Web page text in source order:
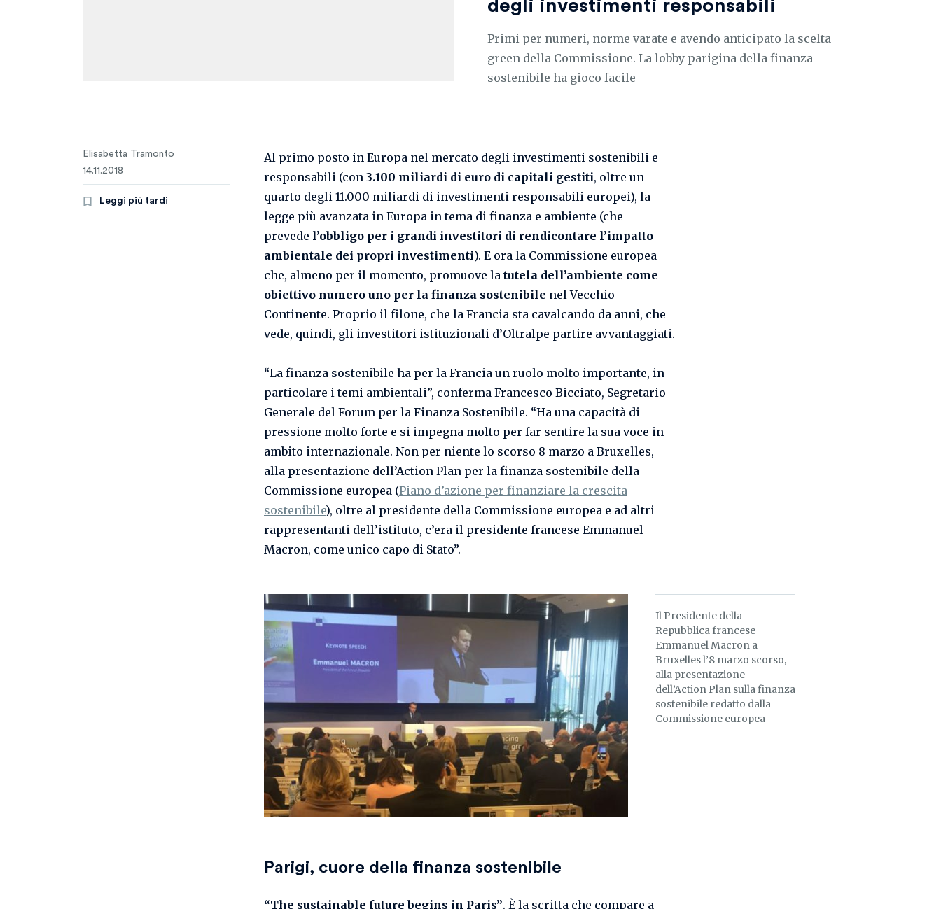
degli investimenti responsabili
Primi per numeri, norme varate e avendo anticipato la scelta
green della Commissione. La lobby parigina della finanza
sostenibile ha gioco facile
Elisabetta Tramonto
14.11.2018
Leggi più tardi
Al primo posto in Europa nel mercato degli investimenti sostenibili e
responsabili (con 3.100 miliardi di euro di capitali gestiti, oltre un
quarto degli 11.000 miliardi di investimenti responsabili europei), la
legge più avanzata in Europa in tema di finanza e ambiente (che
prevede l’obbligo per i grandi investitori di rendicontare l’impatto
ambientale dei propri investimenti). E ora la Commissione europea
che, almeno per il momento, promuove la tutela dell’ambiente come
obiettivo numero uno per la finanza sostenibile nel Vecchio
Continente. Proprio il filone, che la Francia sta cavalcando da anni, che
vede, quindi, gli investitori istituzionali d’Oltralpe partire avvantaggiati.
“La finanza sostenibile ha per la Francia un ruolo molto importante, in
particolare i temi ambientali”, conferma Francesco Bicciato, Segretario
Generale del Forum per la Finanza Sostenibile. “Ha una capacità di
pressione molto forte e si impegna molto per far sentire la sua voce in
ambito internazionale. Non per niente lo scorso 8 marzo a Bruxelles,
alla presentazione dell’Action Plan per la finanza sostenibile della
Commissione europea (Piano d’azione per finanziare la crescita
sostenibile), oltre al presidente della Commissione europea e ad altri
rappresentanti dell’istituto, c’era il presidente francese Emmanuel
Macron, come unico capo di Stato”.
Il Presidente della
Repubblica francese
Emmanuel Macron a
Bruxelles l’8 marzo scorso,
alla presentazione
dell’Action Plan sulla finanza
sostenibile redatto dalla
Commissione europea
Parigi, cuore della finanza sostenibile
“The sustainable future begins in Paris”. È la scritta che compare a